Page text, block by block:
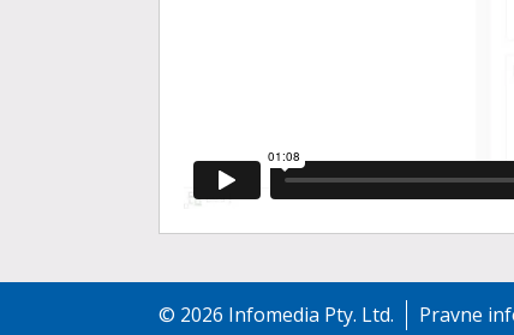
© 2026 Infomedia Pty. Ltd. Pravne